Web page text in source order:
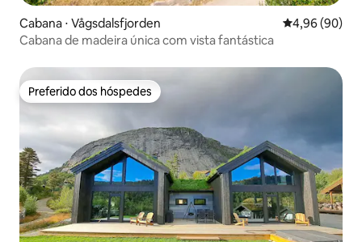
Cabana ⋅ Vågsdalsfjorden 4,96 de uma
4,96 (90)
Cabana de madeira única com vista fantástica
Preferido dos hóspedes
Preferido dos hóspedes